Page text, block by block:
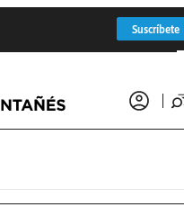
Suscríbete